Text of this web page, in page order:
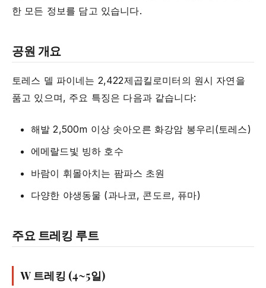
한 모든 정보를 담고 있습니다.
공원 개요
토레스 델 파이네는 2,422제곱킬로미터의 원시 자연을
품고 있으며, 주요 특징은 다음과 같습니다:
해발 2,500m 이상 솟아오른 화강암 봉우리(토레스)
에메랄드빛 빙하 호수
바람이 휘몰아치는 팜파스 초원
다양한 야생동물 (과나코, 콘도르, 퓨마)
주요 트레킹 루트
W 트레킹 (4~5일)